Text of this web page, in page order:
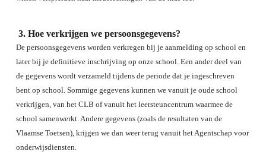
Hoe verkrijgen we persoonsgegevens?
De persoonsgegevens worden verkregen bij je aanmelding op school en
later bij je definitieve inschrijving op onze school. Een ander deel van
de gegevens wordt verzameld tijdens de periode dat je ingeschreven
bent op school. Sommige gegevens kunnen we vanuit je oude school
verkrijgen, van het CLB of vanuit het leersteuncentrum waarmee de
school samenwerkt. Andere gegevens (zoals de resultaten van de
Vlaamse Toetsen), krijgen we dan weer terug vanuit het Agentschap voor
onderwijsdiensten.